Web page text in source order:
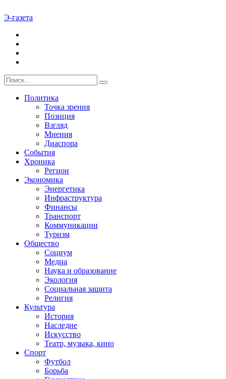
Э-газета
Политика
Точка зрения
Позиция
Взгляд
Мнения
Диаспора
События
Хроника
Регион
Экономика
Энергетика
Инфраструктура
Финансы
Транспорт
Коммуникации
Туризм
Общество
Социум
Медиа
Наука и образование
Экология
Социальная защита
Религия
Культура
История
Наследие
Искусство
Театр, музыка, кино
Спорт
Футбол
Борьба